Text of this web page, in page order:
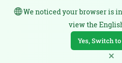
We noticed your browser is
view the
Yes, Switch
×
TR